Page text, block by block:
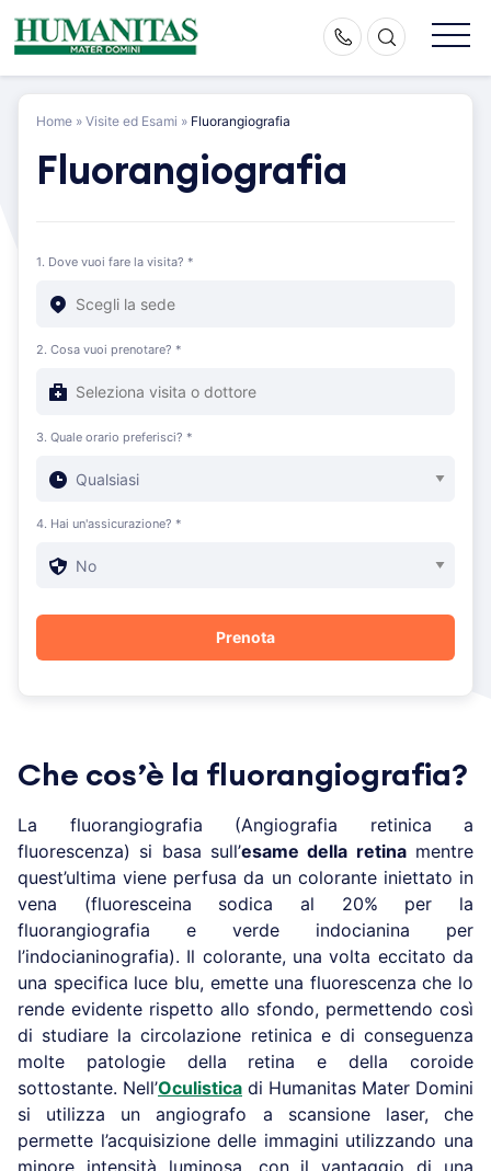
Skip
to
Home » Visite ed Esami » Fluorangiografia
Fluorangiografia
1. Dove vuoi fare la visita? *
2. Cosa vuoi prenotare? *
3. Quale orario preferisci? *
4. Hai un'assicurazione? *
Che cos’è la fluorangiografia?
La fluorangiografia (Angiografia retinica a
fluorescenza) si basa sull’esame della retinamentre
quest’ultima viene perfusa da un colorante iniettato in
vena (fluoresceina sodica al 20% per la
fluorangiografia e verde indocianina per
l’indocianinografia). Il colorante, una volta eccitato da
una specifica luce blu, emette una fluorescenza che lo
rende evidente rispetto allo sfondo, permettendo così
di studiare la circolazione retinica e di conseguenza
molte patologie della retina e della coroide
sottostante. Nell’Oculistica di Humanitas Mater Domini
si utilizza un angiografo a scansione laser, che
permette l’acquisizione delle immagini utilizzando una